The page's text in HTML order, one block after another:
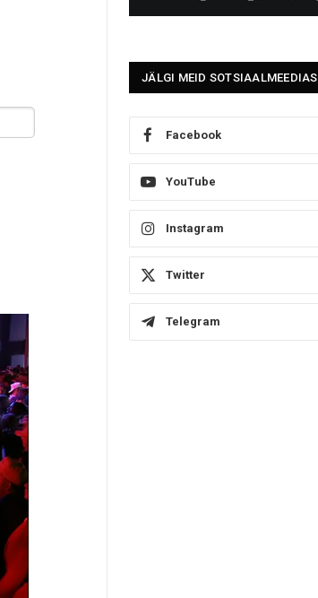
JÄLGI MEID SOTSIAALMEEDIAS
Facebook
YouTube
Instagram
Twitter
Telegram